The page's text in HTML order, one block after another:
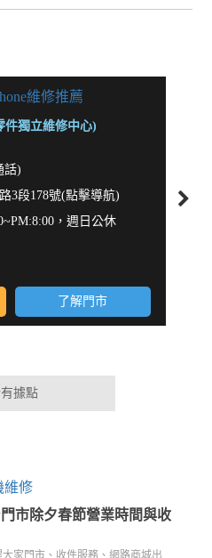
件獨立維修中心)
話)
3段178號(點擊導航)
，週日公休
了解門市
據點
市除夕春節營業時間與收